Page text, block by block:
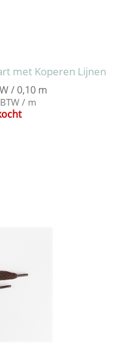
met Koperen Lijnen
/ 0,10 m
/ m